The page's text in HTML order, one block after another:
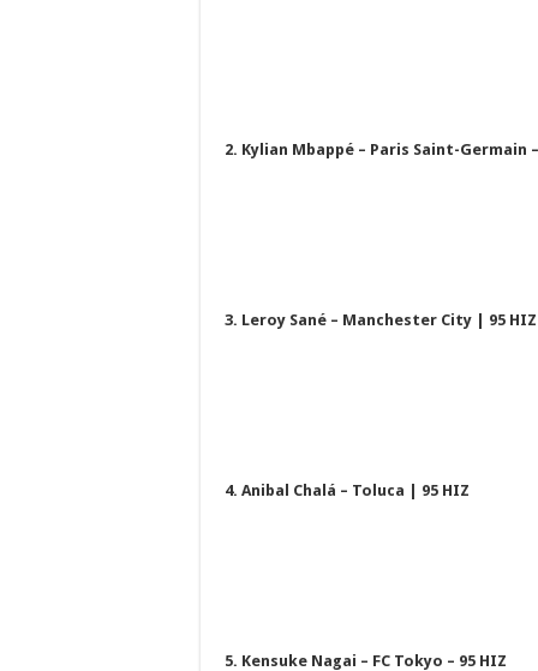
2. Kylian Mbappé – Paris Saint-Germain
3. Leroy Sané – Manchester City | 95 HIZ
4. Anibal Chalá – Toluca | 95 HIZ
5. Kensuke Nagai – FC Tokyo – 95 HIZ